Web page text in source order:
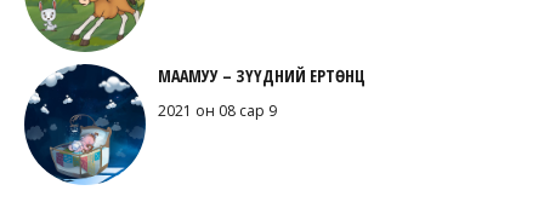
МААМУУ – ЗҮҮДНИЙ ЕРТӨНЦ
2021 он 08 сар 9